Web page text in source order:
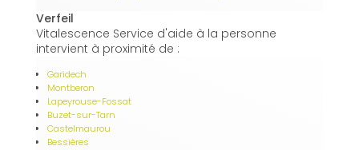
Verfeil
Vitalescence Service d'aide à la personne
intervient à proximité de :
Garidech
Montberon
Lapeyrouse-Fossat
Buzet-sur-Tarn
Castelmaurou
Bessières